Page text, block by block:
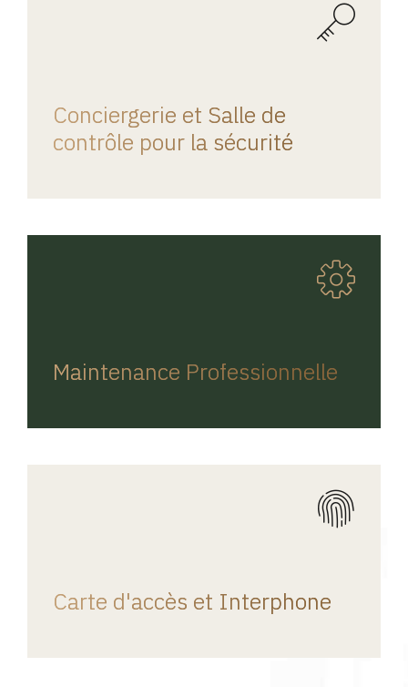
Conciergerie et Salle de
contrôle pour la sécurité
Maintenance Professionnelle
Carte d'accès et Interphone